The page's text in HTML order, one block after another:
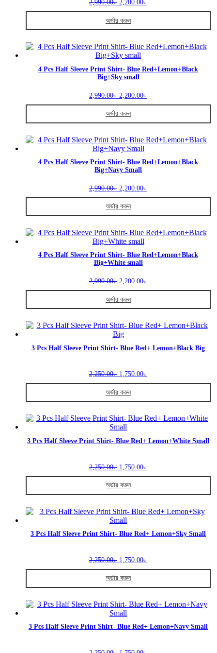
2,990.00৳
price
was:
2,990.00৳ .
2,200.00৳
price
2,200.00৳ .
অর্ডার করুন
product
has
multiple
variants.
The
may
be
chosen
on
product
page
4 Pcs Half Sleeve Print Shirt- Blue Red+Lemon+Black
Big+Sky small
2,990.00৳ Original
price
was:
2,990.00৳ .
2,200.00৳
price
2,200.00৳ .
অর্ডার করুন
product
has
multiple
variants.
The
may
be
chosen
on
product
page
4 Pcs Half Sleeve Print Shirt- Blue Red+Lemon+Black
Big+Navy Small
2,990.00৳ Original
price
was:
2,990.00৳ .
2,200.00৳
price
2,200.00৳ .
অর্ডার করুন
product
has
multiple
variants.
The
may
be
chosen
on
product
page
4 Pcs Half Sleeve Print Shirt- Blue Red+Lemon+Black
Big+White small
2,990.00৳ Original
price
was:
2,990.00৳ .
2,200.00৳
price
2,200.00৳ .
অর্ডার করুন
product
has
multiple
variants.
may
be
chosen
on
product
page
3 Pcs Half Sleeve Print Shirt- Blue Red+ Lemon+Black Big
2,250.00৳ Original
price
was:
2,250.00৳ .
1,750.00৳
price
1,750.00৳ .
অর্ডার করুন
product
has
multiple
variants.
may
be
chosen
on
product
page
3 Pcs Half Sleeve Print Shirt- Blue Red+ Lemon+White Small
2,250.00৳ Original
price
was:
2,250.00৳ .
1,750.00৳
price
1,750.00৳ .
অর্ডার করুন
product
has
multiple
variants.
may
be
chosen
on
product
page
3 Pcs Half Sleeve Print Shirt- Blue Red+ Lemon+Sky Small
2,250.00৳ Original
price
was:
2,250.00৳ .
1,750.00৳
price
1,750.00৳ .
অর্ডার করুন
product
has
multiple
variants.
3 Pcs Half Sleeve Print Shirt- Blue Red+ Lemon+Navy Small